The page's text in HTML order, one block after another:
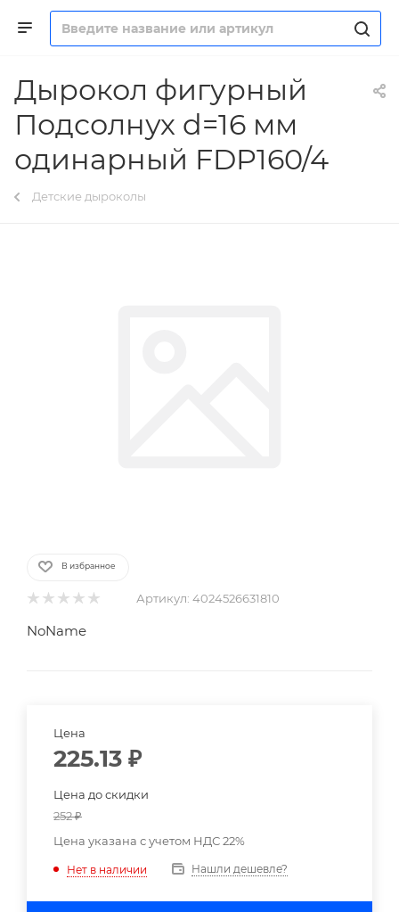
Дырокол фигурный
Подсолнух d=16 мм
одинарный FDP160/4
Детские дыроколы
В избранное
Артикул: 4024526631810
NoName
Цена
225.13 ₽
Цена до скидки
252₽
Цена указана с учетом НДС 22%
Нет в наличии Нашли дешевле?